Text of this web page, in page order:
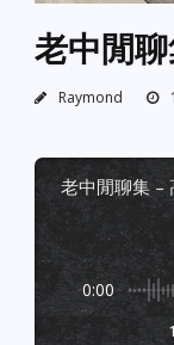
老中閒
Raymond
老中閒聊集
0:00